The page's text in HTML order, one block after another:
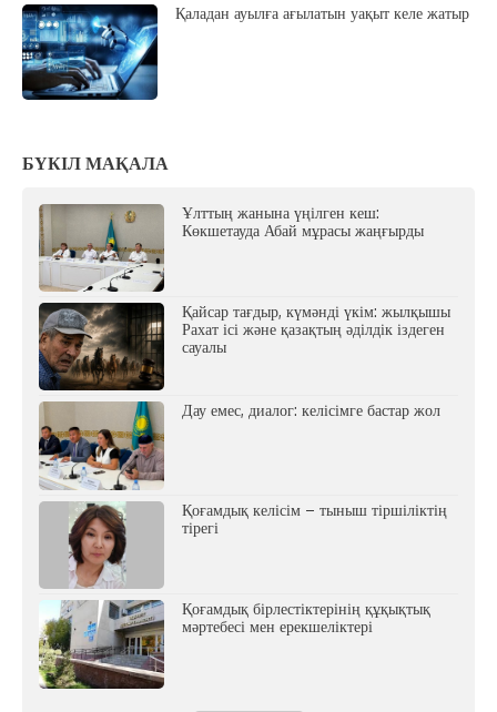
Қаладан ауылға ағылатын уақыт келе жатыр
БҮКІЛ МАҚАЛА
Ұлттың жанына үңілген кеш:
Көкшетауда Абай мұрасы жаңғырды
Қайсар тағдыр, күмәнді үкім: жылқышы
Рахат ісі және қазақтың әділдік іздеген
сауалы
Дау емес, диалог: келісімге бастар жол
Қоғамдық келісім – тыныш тіршіліктің
тірегі
Қоғамдық бірлестіктерінің құқықтық
мәртебесі мен ерекшеліктері